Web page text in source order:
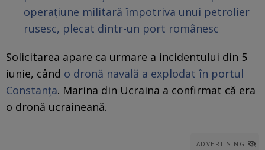
operațiune militară împotriva unui petrolier
rusesc, plecat dintr-un port românesc
Solicitarea apare ca urmare a incidentului din 5
iunie, când o dronă navală a explodat în portul
Constanța. Marina din Ucraina a confirmat că era
o dronă ucraineană.
ADVERTISING